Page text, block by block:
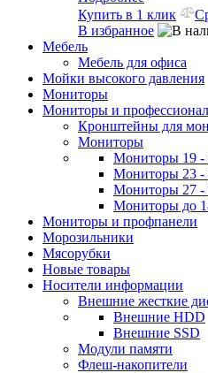
Купить в 1 клик
В избранное
Мебель
Мебель для офиса
Мойки высокого давления
Мониторы
Мониторы и
Кронштейны для
Мониторы
Мониторы 19 -
Мониторы 23 -
Мониторы 27 -
Мониторы до
Мониторы и профпанели
Морозильники
Мясорубки
Новые товары
Носители информации
Внешние жесткие
Внешние HDD
Внешние SSD
Модули памяти
Флеш-накопители